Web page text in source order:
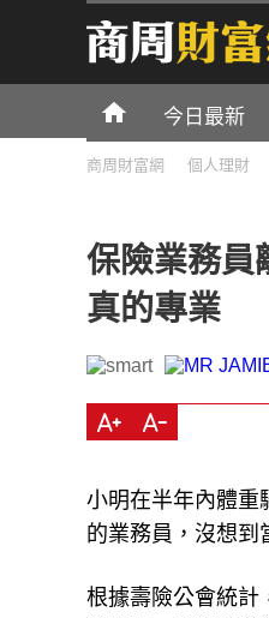
今日最新
商周財富網 個人理財
保險業務員
真的專業
小明在半年內體重
的業務員，沒想
根據壽險公會統計